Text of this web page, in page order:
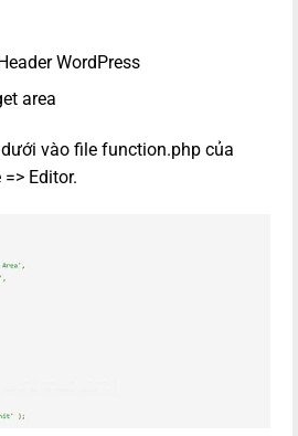
WordPress
area
vào file function.php của
Editor.